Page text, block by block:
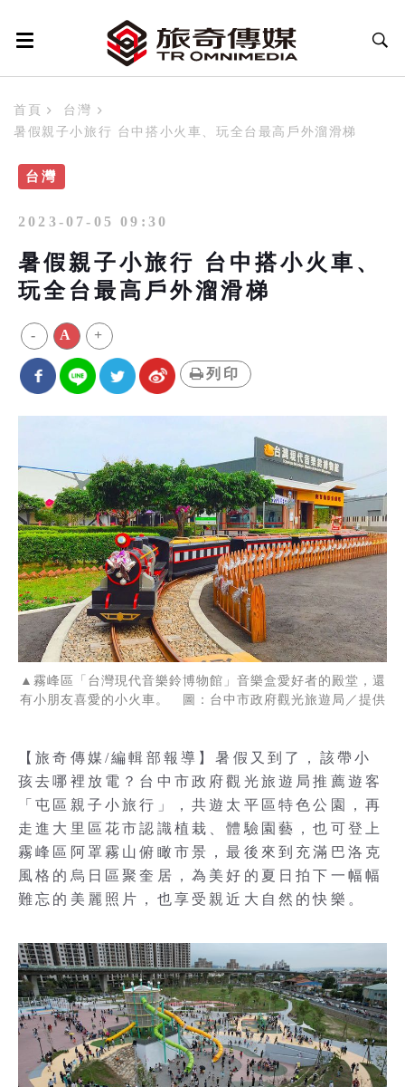
首頁
台灣
暑假親子小旅行 台中搭小火車、玩全台最高戶外溜滑梯
台灣
2023-07-05 09:30
暑假親子小旅行 台中搭小火車、
玩全台最高戶外溜滑梯
- A +
列印
▲霧峰區「台灣現代音樂鈴博物館」音樂盒愛好者的殿堂，還
有小朋友喜愛的小火車。 圖：台中市政府觀光旅遊局／提供
【旅奇傳媒/編輯部報導】暑假又到了，該帶小
孩去哪裡放電？台中市政府觀光旅遊局推薦遊客
「屯區親子小旅行」，共遊太平區特色公園，再
走進大里區花市認識植栽、體驗園藝，也可登上
霧峰區阿罩霧山俯瞰市景，最後來到充滿巴洛克
風格的烏日區聚奎居，為美好的夏日拍下一幅幅
難忘的美麗照片，也享受親近大自然的快樂。